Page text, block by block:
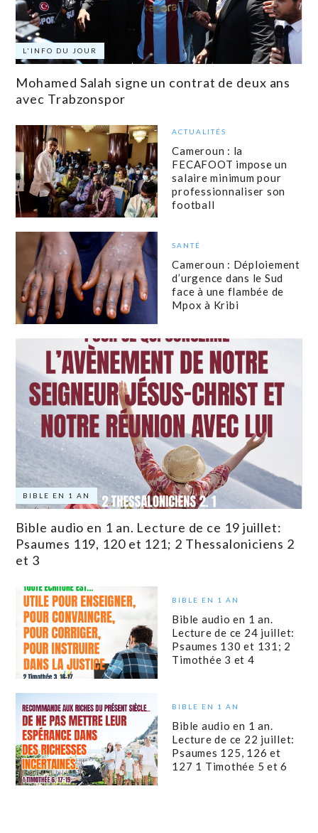
L'INFO DU JOUR
Mohamed Salah signe un contrat de deux ans
avec Trabzonspor
ACTUALITÉS
Cameroun : la
FECAFOOT impose un
salaire minimum pour
professionnaliser son
football
SANTÉ
Cameroun : Déploiement
d’urgence dans le Sud
face à une flambée de
Mpox à Kribi
BIBLE EN 1 AN
Bible audio en 1 an. Lecture de ce 19 juillet:
Psaumes 119, 120 et 121; 2 Thessaloniciens 2
et 3
BIBLE EN 1 AN
Bible audio en 1 an.
Lecture de ce 24 juillet:
Psaumes 130 et 131; 2
Timothée 3 et 4
BIBLE EN 1 AN
Bible audio en 1 an.
Lecture de ce 22 juillet:
Psaumes 125, 126 et
127 1 Timothée 5 et 6